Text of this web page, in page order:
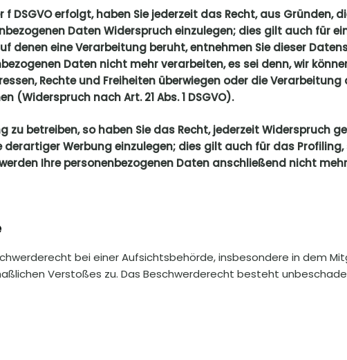
erfolgt, haben Sie jederzeit das Recht, aus Gründen,
Daten Widerspruch einzulegen; dies gilt auch für
denen eine Verarbeitung beruht, entnehmen Sie dieser
Daten nicht mehr verarbeiten, es sei denn, wir
Rechte und Freiheiten überwiegen oder die Verarbeitung
nach Art. 21 Abs. 1 DSGVO).
betreiben, so haben Sie das Recht, jederzeit Widerspruch
Werbung einzulegen; dies gilt auch für das
Ihre personenbezogenen Daten anschließend nicht
bei einer Aufsichtsbehörde, insbesondere in dem
Verstoßes zu. Das Beschwerderecht besteht